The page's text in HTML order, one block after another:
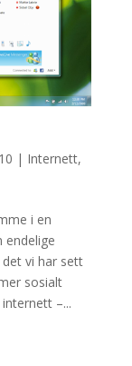
| Internett,
i en
endelige
vi har sett
sosialt
–...